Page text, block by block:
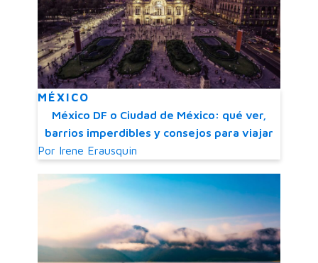
MÉXICO
México DF o Ciudad de México: qué ver,
barrios imperdibles y consejos para viajar
Por Irene Erausquin